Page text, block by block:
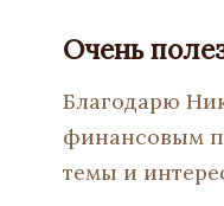
Очень
Благодарю
финансовым
темы и